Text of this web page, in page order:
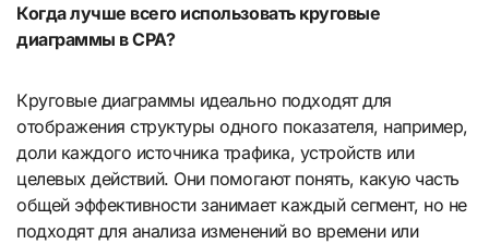
Когда лучше всего использовать круговые
диаграммы в CPA?
Круговые диаграммы идеально подходят для
отображения структуры одного показателя, например,
доли каждого источника трафика, устройств или
целевых действий. Они помогают понять, какую часть
общей эффективности занимает каждый сегмент, но не
подходят для анализа изменений во времени или